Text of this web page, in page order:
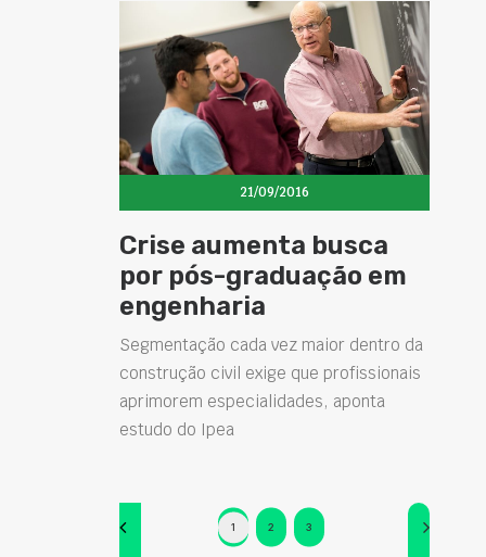
21/09/2016
Crise aumenta busca
por pós-graduação em
engenharia
Segmentação cada vez maior dentro da
construção civil exige que profissionais
aprimorem especialidades, aponta
estudo do Ipea
1 2 3